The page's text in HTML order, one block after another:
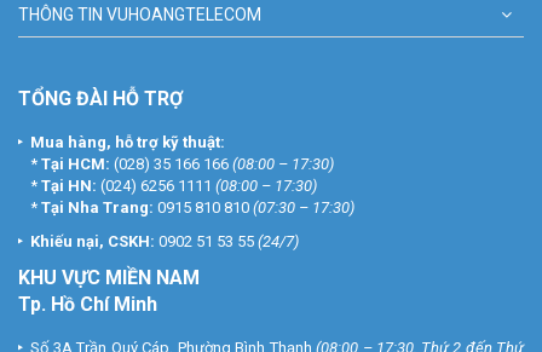
THÔNG TIN VUHOANGTELECOM
TỔNG ĐÀI HỖ TRỢ
Mua hàng, hỗ trợ kỹ thuật:
* Tại HCM: (028) 35 166 166 (08:00 – 17:30)
* Tại HN: (024) 6256 1111 (08:00 – 17:30)
* Tại Nha Trang: 0915 810 810 (07:30 – 17:30)
Khiếu nại, CSKH: 0902 51 53 55 (24/7)
KHU VỰC MIỀN NAM
Tp. Hồ Chí Minh
Số 3A Trần Quý Cáp, Phường Bình Thạnh (08:00 – 17:30, Thứ 2 đến Thứ